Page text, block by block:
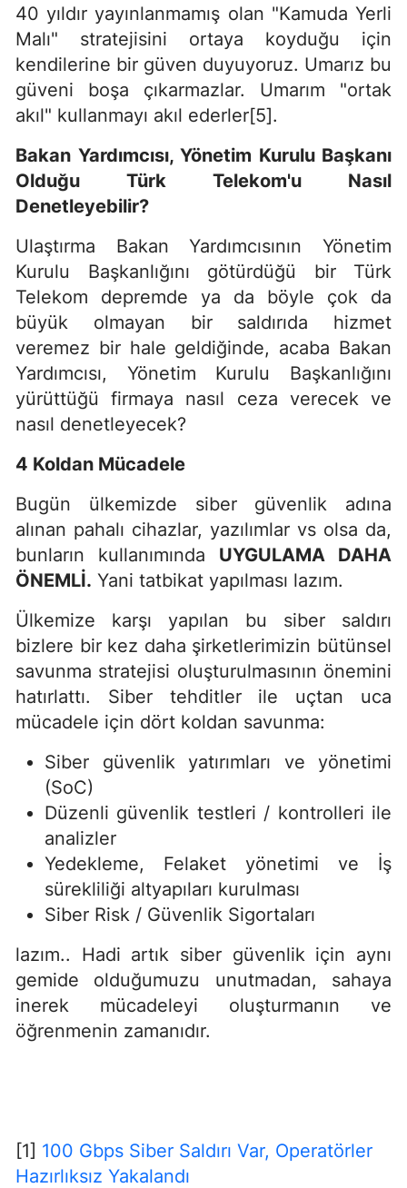
40 yıldır yayınlanmamış olan "Kamuda Yerli
Malı" stratejisini ortaya koyduğu için
kendilerine bir güven duyuyoruz. Umarız bu
güveni boşa çıkarmazlar. Umarım "ortak
akıl" kullanmayı akıl ederler[5].
Bakan Yardımcısı, Yönetim Kurulu Başkanı
Olduğu Türk Telekom'u Nasıl
Denetleyebilir?
Ulaştırma Bakan Yardımcısının Yönetim
Kurulu Başkanlığını götürdüğü bir Türk
Telekom depremde ya da böyle çok da
büyük olmayan bir saldırıda hizmet
veremez bir hale geldiğinde, acaba Bakan
Yardımcısı, Yönetim Kurulu Başkanlığını
yürüttüğü firmaya nasıl ceza verecek ve
nasıl denetleyecek?
4 Koldan Mücadele
Bugün ülkemizde siber güvenlik adına
alınan pahalı cihazlar, yazılımlar vs olsa da,
bunların kullanımında UYGULAMA DAHA
ÖNEMLİ. Yani tatbikat yapılması lazım.
Ülkemize karşı yapılan bu siber saldırı
bizlere bir kez daha şirketlerimizin bütünsel
savunma stratejisi oluşturulmasının önemini
hatırlattı. Siber tehditler ile uçtan uca
mücadele için dört koldan savunma:
Siber güvenlik yatırımları ve yönetimi
(SoC)
Düzenli güvenlik testleri / kontrolleri ile
analizler
Yedekleme, Felaket yönetimi ve İş
sürekliliği altyapıları kurulması
Siber Risk / Güvenlik Sigortaları
lazım.. Hadi artık siber güvenlik için aynı
gemide olduğumuzu unutmadan, sahaya
inerek mücadeleyi oluşturmanın ve
öğrenmenin zamanıdır.
[1] 100 Gbps Siber Saldırı Var, Operatörler
Hazırlıksız Yakalandı